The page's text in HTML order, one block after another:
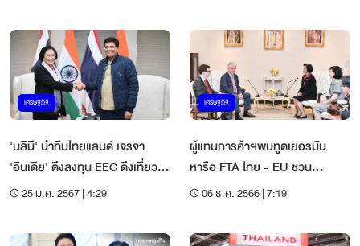
เศรษฐกิจ
'นลินี' นำทีมไทยแลนด์ เจรจา
'อินเดีย' ดึงลงทุน EEC ดึงเที่ยว
บินเข้าไทยเพิ่ม
25 ม.ค. 2567 | 4:29
เศรษฐกิจ
ผู้แทนการค้าฯพบทูตเยอรมัน
หารือ FTA ไทย - EU ชวน
ลงทุนEV ในไทย
06 ธ.ค. 2566 | 7:19